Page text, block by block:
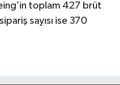
toplam 427 brüt
sayısı ise 370